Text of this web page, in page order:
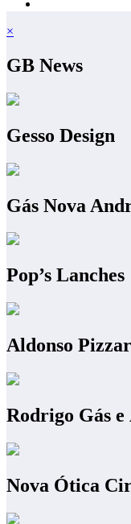
×
GB News
Gesso Design
Gás Nova
Pop’s Lanches
Aldonso
Rodrigo Gás e
Nova Ótica